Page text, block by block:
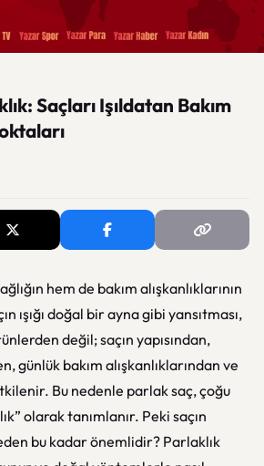
Saçları Işıldatan Bakım
hem de bakım alışkanlıklarının
ışığı doğal bir ayna gibi yansıtması,
değil; saçın yapısından,
günlük bakım alışkanlıklarından ve
Bu nedenle parlak saç, çoğu
olarak tanımlanır. Peki saçın
bu kadar önemlidir? Parlaklık